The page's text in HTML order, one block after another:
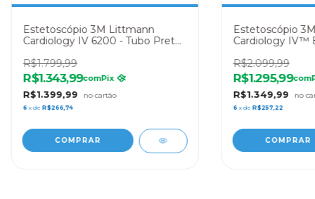
Estetoscópio 3M Littmann
Cardiology IV 6200 - Tubo Preto
R$1.799,99
R$1.399,99
R$1.343,99comPix
6 x de R$266,74
Estetoscópio
Cardiology IV™
R$2.099,99
R$1.349,99
R$1.295,99com
6 x de R$257,22